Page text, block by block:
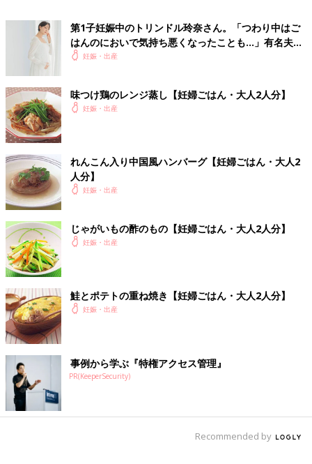
け。同じ出産月のママ同士で情報交換したり、励ましあったりで
きる「ルーム」や、写真だけでは伝わらない”できごと”を簡単に
記録できる「成長きろく」も大人気！
ダウンロード（無料）
妊娠中におススメの本
最新! 妊娠・出産新百科 (ベネッセ・ムック たまひよブック
ス たまひよ新百科シリーズ)
つわりで胃のムカムカに悩まされたり、
妊娠生活は初めての体験の連続ですね。この本は、そんなあなた
の10ヶ月間を応援するために、各妊娠月数ごとに「今すること」
と「注意すること」を徹底解説！陣痛の乗りきり方や、産後1ヶ
月の赤ちゃんのお世話も写真＆イラストでわかりやすく紹介しま
す。
第1子妊娠中のトリンドル玲奈さん。「つわり中はご
はんのにおいで気持ち悪くなったことも…」有名夫婦
のYouTubeから学んだ夫がつわり中にしたことと
妊娠・出産
味つけ鶏のレンジ蒸し【妊婦ごはん・大人2人分】
妊娠・出産
れんこん入り中国風ハンバーグ【妊婦ごはん・大人2
人分】
妊娠・出産
じゃがいもの酢のもの【妊婦ごはん・大人2人分】
妊娠・出産
鮭とポテトの重ね焼き【妊婦ごはん・大人2人分】
妊娠・出産
事例から学ぶ『特権アクセス管理』
PR(KeeperSecurity)
Recommended by